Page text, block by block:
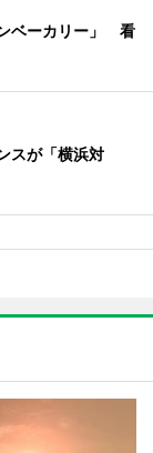
ベーカリー」 看
スが「横浜対